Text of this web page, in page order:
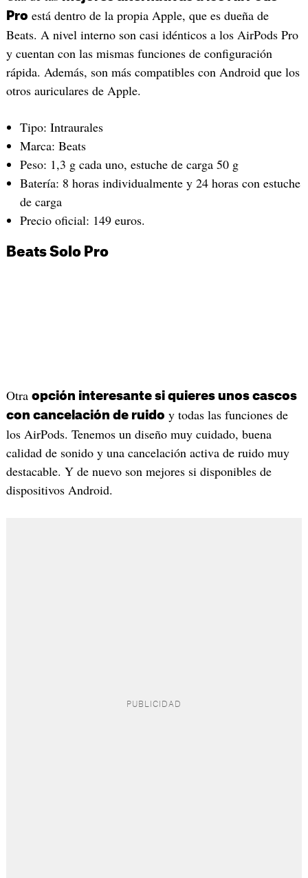
Pro está dentro de la propia Apple, que es dueña de
Beats. A nivel interno son casi idénticos a los AirPods Pro
y cuentan con las mismas funciones de configuración
rápida. Además, son más compatibles con Android que los
otros auriculares de Apple.
Tipo: Intraurales
Marca: Beats
Peso: 1,3 g cada uno, estuche de carga 50 g
Batería: 8 horas individualmente y 24 horas con estuche
de carga
Precio oficial: 149 euros.
Beats Solo Pro
Otra opción interesante si quieres unos cascos
con cancelación de ruido y todas las funciones de
los AirPods. Tenemos un diseño muy cuidado, buena
calidad de sonido y una cancelación activa de ruido muy
destacable. Y de nuevo son mejores si disponibles de
dispositivos Android.